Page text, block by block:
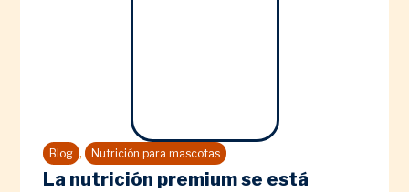
Blog , Nutrición para mascotas
La nutrición premium se está